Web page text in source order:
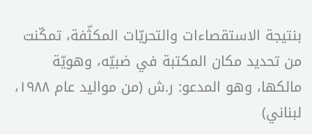
بنتيجة الاستقصاءات والتحريّات المكثّفة، تمكّنت
من تحديد مكان المكتبة في ضبيّه، وهويّة
مالكها، وهو المدعو: ر.ش (من مواليد عام ۱۹۸۸،
لبناني)